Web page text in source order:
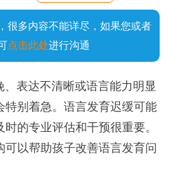
足外翻
很多内容不能详尽，如果您或者
点击此处进行沟通
表达不清晰或语言能力明显
特别着急。语言发育迟缓可能
的专业评估和干预很重要。
可以帮助孩子改善语言发育问